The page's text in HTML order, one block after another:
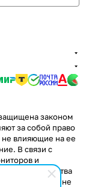
законом
за собой право
не влияющие на ее
В связи с
и
свойства
могут не